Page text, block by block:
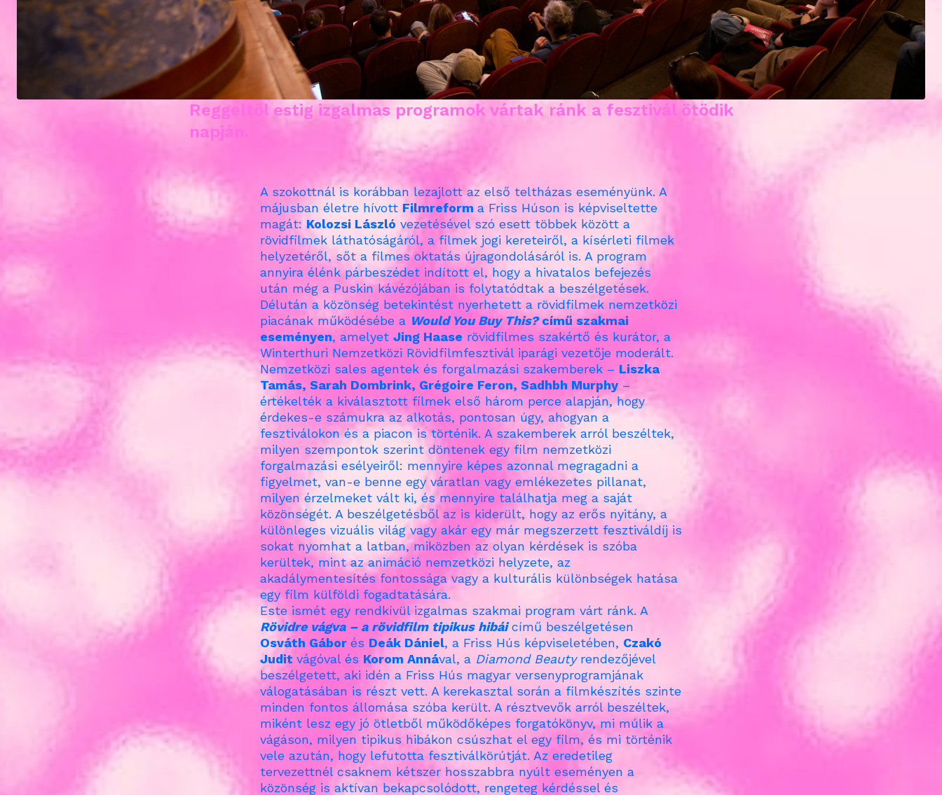
Reggeltől estig izgalmas programok vártak ránk a fesztivál ötödik
napján.
A szokottnál is korábban lezajlott az első teltházas eseményünk. A
májusban életre hívott Filmreform a Friss Húson is képviseltette
magát: Kolozsi László vezetésével szó esett többek között a
rövidfilmek láthatóságáról, a filmek jogi kereteiről, a kísérleti filmek
helyzetéről, sőt a filmes oktatás újragondolásáról is. A program
annyira élénk párbeszédet indított el, hogy a hivatalos befejezés
után még a Puskin kávézójában is folytatódtak a beszélgetések.
Délután a közönség betekintést nyerhetett a rövidfilmek nemzetközi
piacának működésébe a Would You Buy This?című szakmai
eseményen, amelyet Jing Haase rövidfilmes szakértő és kurátor, a
Winterthuri Nemzetközi Rövidfilmfesztivál iparági vezetője moderált.
Nemzetközi sales agentek és forgalmazási szakemberek – Liszka
Tamás, Sarah Dombrink, Grégoire Feron, Sadhbh Murphy–
értékelték a kiválasztott filmek első három perce alapján, hogy
érdekes-e számukra az alkotás, pontosan úgy, ahogyan a
fesztiválokon és a piacon is történik. A szakemberek arról beszéltek,
milyen szempontok szerint döntenek egy film nemzetközi
forgalmazási esélyeiről: mennyire képes azonnal megragadni a
figyelmet, van-e benne egy váratlan vagy emlékezetes pillanat,
milyen érzelmeket vált ki, és mennyire találhatja meg a saját
közönségét. A beszélgetésből az is kiderült, hogy az erős nyitány, a
különleges vizuális világ vagy akár egy már megszerzett fesztiváldíj is
sokat nyomhat a latban, miközben az olyan kérdések is szóba
kerültek, mint az animáció nemzetközi helyzete, az
akadálymentesítés fontossága vagy a kulturális különbségek hatása
egy film külföldi fogadtatására.
Este ismét egy rendkívül izgalmas szakmai program várt ránk. A
Rövidre vágva – a rövidfilm tipikus hibáicímű beszélgetésen
Osváth Gábor és Deák Dániel, a Friss Hús képviseletében, Czakó
Judit vágóval és Korom Annával, a Diamond Beautyrendezőjével
beszélgetett, aki idén a Friss Hús magyar versenyprogramjának
válogatásában is részt vett. A kerekasztal során a filmkészítés szinte
minden fontos állomása szóba került. A résztvevők arról beszéltek,
miként lesz egy jó ötletből működőképes forgatókönyv, mi múlik a
vágáson, milyen tipikus hibákon csúszhat el egy film, és mi történik
vele azután, hogy lefutotta fesztiválkörútját. Az eredetileg
tervezettnél csaknem kétszer hosszabbra nyúlt eseményen a
közönség is aktívan bekapcsolódott, rengeteg kérdéssel és